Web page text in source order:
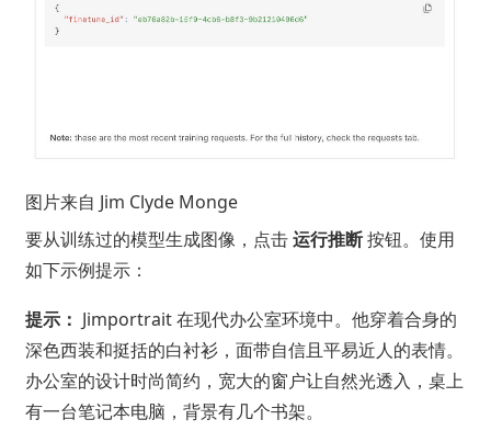
图片来自 Jim Clyde Monge
要从训练过的模型生成图像，点击运行推断按钮。使用
如下示例提示：
提示： Jimportrait 在现代办公室环境中。他穿着合身的
深色西装和挺括的白衬衫，面带自信且平易近人的表情。
办公室的设计时尚简约，宽大的窗户让自然光透入，桌上
有一台笔记本电脑，背景有几个书架。